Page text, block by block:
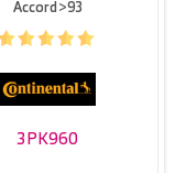
Accord>93
3PK960